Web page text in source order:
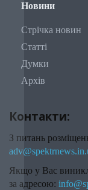
Новини
Стрічка новин
Статті
Думки
Архів
Контакти:
З питань
Якщо у Вас
за адресою: